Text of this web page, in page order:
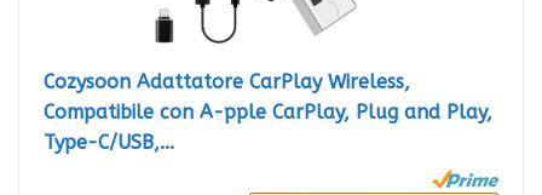
Cozysoon Adattatore CarPlay Wireless,
Compatibile con A-pple CarPlay, Plug and Play,
Type-C/USB,...